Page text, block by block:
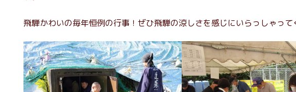
飛騨かわいの毎年恒例の行事！ぜひ飛騨の涼しさを感じにいらっしゃって